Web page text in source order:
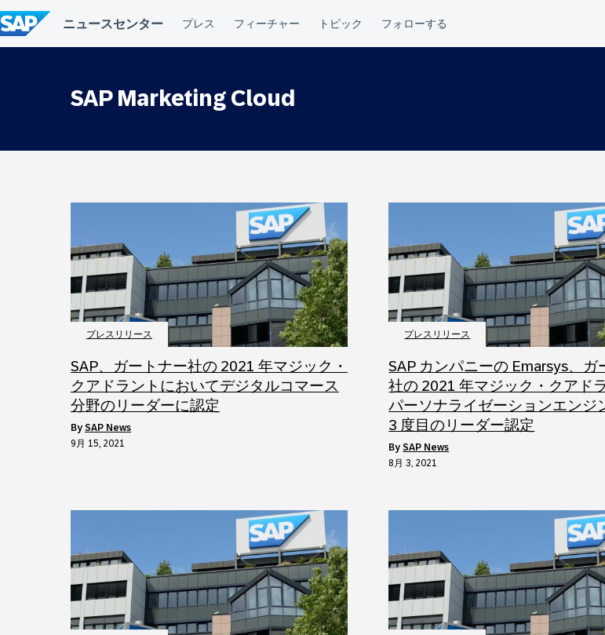
ン
テ
ン
SAP Marketing Cloud
プレスリリース
SAP、ガートナー社の 2021 年マジック・
クアドラントにおいてデジタルコマース
分野のリーダーに認定
by SAP News
9月 15, 2021
プレスリリース
SAP カンパニーの Emarsys、ガ
社の 2021 年マジック・クアド
パーソナライゼーションエンジ
3 度目のリーダー認定
bySAP News
8月 3, 2021